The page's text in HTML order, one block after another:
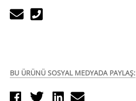
BU ÜRÜNÜ SOSYAL MEDYADA PAYLAŞ: